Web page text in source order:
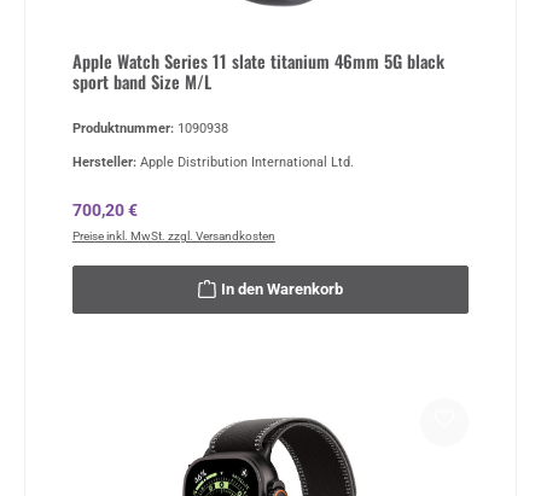
Apple Watch Series 11 slate titanium 46mm 5G black
sport band Size M/L
Produktnummer: 1090938
Hersteller: Apple Distribution International Ltd.
Regulärer Preis:
700,20 €
Preise inkl. MwSt. zzgl. Versandkosten
In den Warenkorb